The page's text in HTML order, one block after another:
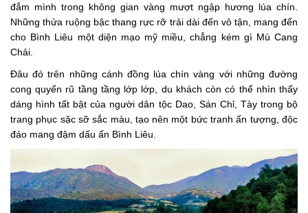
đắm mình trong không gian vàng mượt ngập hương lúa chín.
Những thửa ruộng bậc thang rực rỡ trải dài đến vô tận, mang đến
cho Bình Liêu một diện mạo mỹ miều, chẳng kém gì Mù Cang
Chải.
Đâu đó trên những cánh đồng lúa chín vàng với những đường
cong quyến rũ tầng tầng lớp lớp, du khách còn có thể nhìn thấy
dáng hình tất bật của người dân tộc Dao, Sán Chỉ, Tày trong bộ
trang phục sặc sỡ sắc màu, tạo nên một bức tranh ấn tượng, độc
đáo mang đậm dấu ấn Bình Liêu.